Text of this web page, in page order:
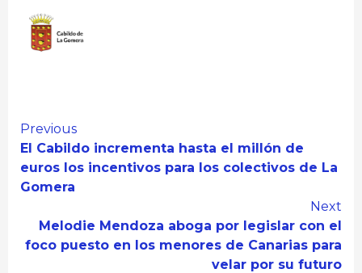
Continue
Reading
Previous
El Cabildo incrementa hasta el millón de
euros los incentivos para los colectivos de La
Gomera
Next
Melodie Mendoza aboga por legislar con el
foco puesto en los menores de Canarias para
velar por su futuro